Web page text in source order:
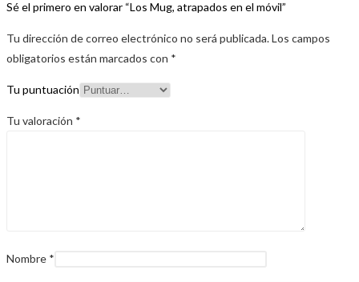
Sé el primero en valorar “Los Mug, atrapados en el móvil”
Tu dirección de correo electrónico no será publicada.Los campos
obligatorios están marcados con *
Tu puntuación
Tu valoración *
Nombre *